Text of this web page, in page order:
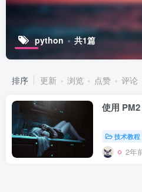
python 共1篇
排序 更新 浏览 点赞 评论
使用
技术教程
2年